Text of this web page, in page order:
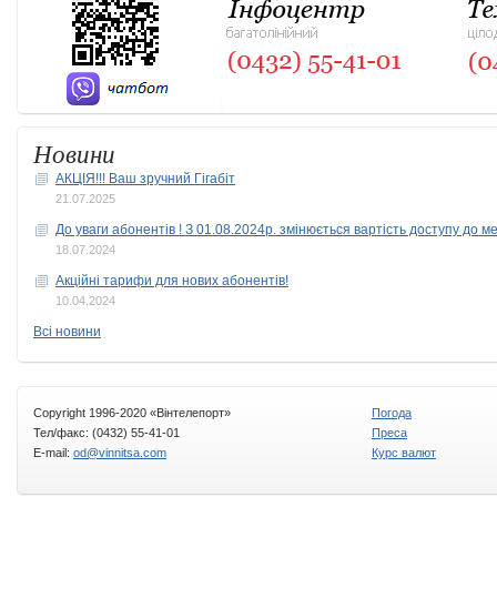
Новини
АКЦІЯ!!! Ваш зручний Гiгабiт
21.07.2025
До уваги абонентiв ! З 01.08.2024р. змiнюється вартiсть доступу до
18.07.2024
Акцiйнi тарифи для нових абонентiв!
10.04.2024
Всі новини
Copyright 1996-2020 «Вінтелепорт»
Тел/факс: (0432) 55-41-01
E-mail: od@vinnitsa.com
Погода
Преса
Курс валют